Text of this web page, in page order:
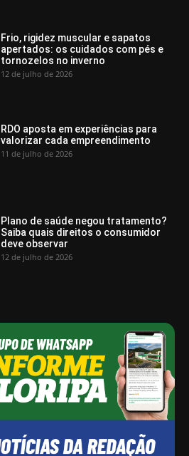
Frio, rigidez muscular e sapatos
apertados: os cuidados com pés e
tornozelos no inverno
12 de julho de 2026
RDO aposta em experiências para
valorizar cada empreendimento
11 de julho de 2026
Plano de saúde negou tratamento?
Saiba quais direitos o consumidor
deve observar
12 de julho de 2026